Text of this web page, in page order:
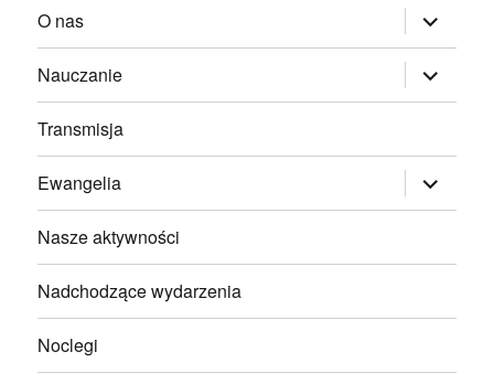
O nas rozwiń
menu
potomne
Nauczanie
rozwiń
menu
potomne
Transmisja
Ewangelia rozwiń
menu
potomne
Nasze aktywności
Nadchodzące wydarzenia
Noclegi